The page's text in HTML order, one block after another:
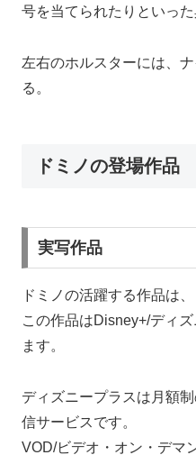
号を当てられたりといった
左右のホルスターには、
る。
ドミノの登場作品
実写作品
ドミノの活躍する作品は
この作品はDisney+/ディ
ます。
ディズニープラスは月額
信サービスです。
VOD/ビデオ・オン・デマ